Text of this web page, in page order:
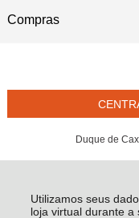
Utilizamos seus
loja virtual durante a
Compras
Duque de
Todos os direitos